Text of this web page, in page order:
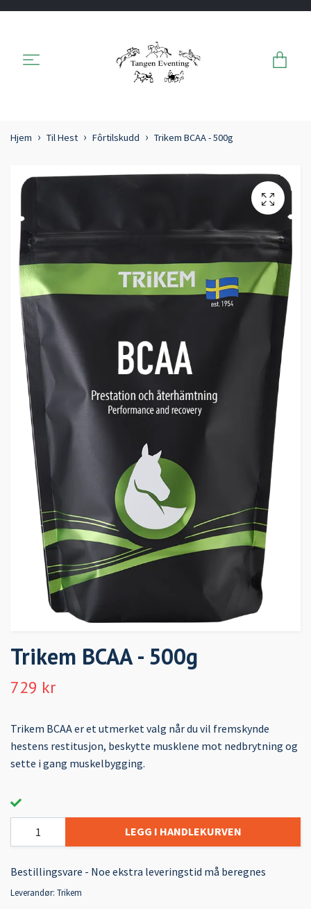
Hjem Til Hest Fôrtilskudd Trikem BCAA - 500g
Trikem BCAA - 500g
729 kr
Trikem BCAA er et utmerket valg når du vil fremskynde
hestens restitusjon, beskytte musklene mot nedbrytning og
sette i gang muskelbygging.
LEGG I HANDLEKURVEN
Bestillingsvare - Noe ekstra leveringstid må beregnes
Leverandør: Trikem